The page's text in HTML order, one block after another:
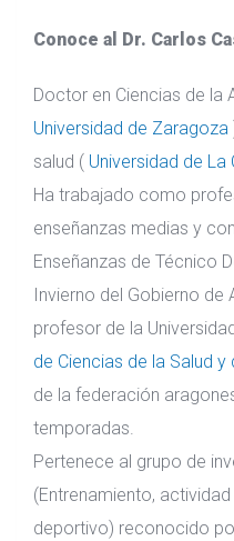
Conoce al Dr. Carlos
Doctor en Ciencias de la
Universidad de Zaragoza
salud ( Universidad de La
Ha trabajado como
enseñanzas medias y
Enseñanzas de Técnico
Invierno del Gobierno de
profesor de la
de Ciencias de la Salud y
de la federación
temporadas.
Pertenece al grupo de
(Entrenamiento,
deportivo) reconocido